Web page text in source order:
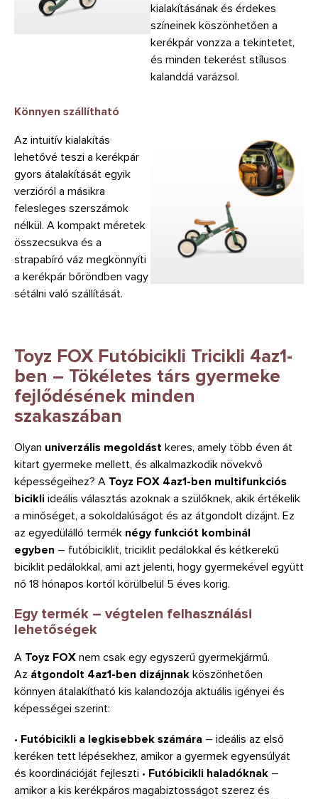
kialakításának és érdekes
színeinek köszönhetően a
kerékpár vonzza a tekintetet,
és minden tekerést stílusos
kalanddá varázsol.
Könnyen szállítható
Az intuitív kialakítás
lehetővé teszi a kerékpár
gyors átalakítását egyik
verzióról a másikra
felesleges szerszámok
nélkül. A kompakt méretek
összecsukva és a
strapabíró váz megkönnyíti
a kerékpár bőröndben vagy
sétálni való szállítását.
Toyz FOX Futóbicikli Tricikli 4az1-
ben – Tökéletes társ gyermeke
fejlődésének minden
szakaszában
Olyan univerzális megoldást keres, amely több éven át
kitart gyermeke mellett, és alkalmazkodik növekvő
képességeihez? A Toyz FOX 4az1-ben multifunkciós
bicikli ideális választás azoknak a szülőknek, akik értékelik
a minőséget, a sokoldalúságot és az átgondolt dizájnt. Ez
az egyedülálló termék négy funkciót kombinál
egyben – futóbiciklit, triciklit pedálokkal és kétkerekű
biciklit pedálokkal, ami azt jelenti, hogy gyermekével együtt
nő 18 hónapos kortól körülbelül 5 éves korig.
Egy termék – végtelen felhasználási
lehetőségek
A Toyz FOX nem csak egy egyszerű gyermekjármű.
Az átgondolt 4az1-ben dizájnnak köszönhetően
könnyen átalakítható kis kalandozója aktuális igényei és
képességei szerint:
• Futóbicikli a legkisebbek számára – ideális az első
keréken tett lépésekhez, amikor a gyermek egyensúlyát
és koordinációját fejleszti • Futóbicikli haladóknak –
amikor a kis kerékpáros magabiztosságot szerez és